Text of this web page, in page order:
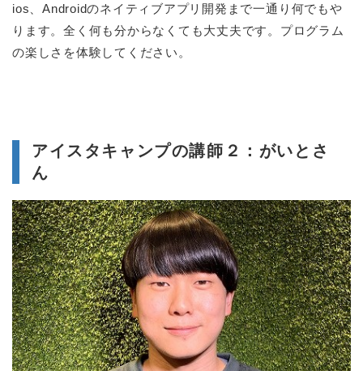
ios、Androidのネイティブアプリ開発まで一通り何でもや
ります。全く何も分からなくても大丈夫です。プログラム
の楽しさを体験してください。
アイスタキャンプの講師２：がいとさ
ん